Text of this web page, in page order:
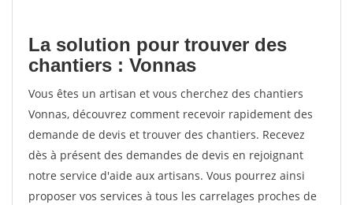
La solution pour trouver des
chantiers : Vonnas
Vous êtes un artisan et vous cherchez des chantiers
Vonnas, découvrez comment recevoir rapidement des
demande de devis et trouver des chantiers. Recevez
dès à présent des demandes de devis en rejoignant
notre service d'aide aux artisans. Vous pourrez ainsi
proposer vos services à tous les carrelages proches de